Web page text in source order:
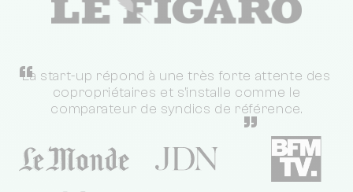
“
La start-up répond à une très forte attente des
copropriétaires et s'installe comme le
comparateur de syndics de référence.
”